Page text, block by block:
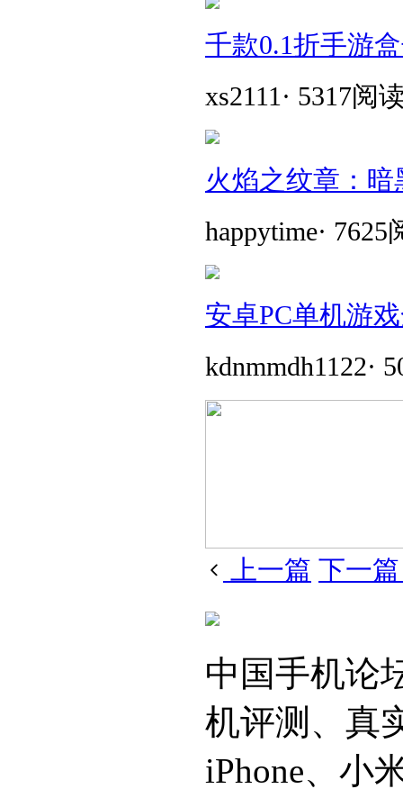
千款0.1折手游
xs2111 · 5317阅
火焰之纹章：
happytime· 7625
安卓PC单机游
kdnmmdh1122·
上一篇 下一
中国手机论
机评测、真
iPhone、小